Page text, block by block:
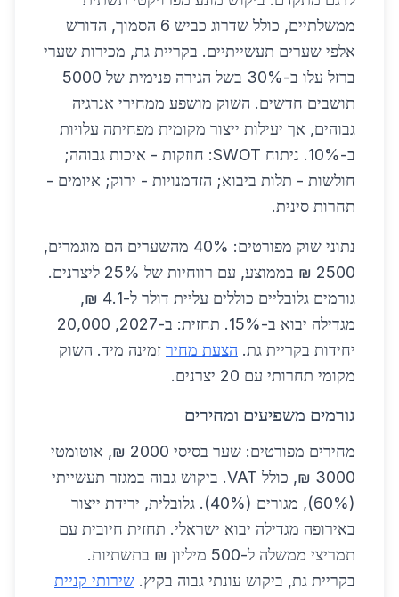
ממשלתיים, כולל שדרוג כביש 6 הסמוך, הדורש
אלפי שערים תעשייתיים. בקריית גת, מכירות שערי
ברזל עלו ב-30% בשל הגירה פנימית של 5000
תושבים חדשים. השוק מושפע ממחירי אנרגיה
גבוהים, אך יעילות ייצור מקומית מפחיתה עלויות
ב-10%. ניתוח SWOT: חוזקות - איכות גבוהה;
חולשות - תלות ביבוא; הזדמנויות - ירוק; איומים -
תחרות סינית.
נתוני שוק מפורטים: 40% מהשערים הם מוגמרים,
2500 ₪ בממוצע, עם רווחיות של 25% ליצרנים.
גורמים גלובליים כוללים עליית דולר ל-4.1 ₪,
מגדילה יבוא ב-15%. תחזית: ב-2027, 20,000
יחידות בקריית גת. הצעת מחיר זמינה מיד. השוק
מקומי תחרותי עם 20 יצרנים.
גורמים משפיעים ומחירים
מחירים מפורטים: שער בסיסי 2000 ₪, אוטומטי
3000 ₪, כולל VAT. ביקוש גבוה במגזר תעשייתי
(60%), מגורים (40%). גלובלית, ירידת ייצור
באירופה מגדילה יבוא ישראלי. תחזית חיובית עם
תמריצי ממשלה ל-500 מיליון ₪ בתשתיות.
בקריית גת, ביקוש עונתי גבוה בקיץ. שירותי קניית